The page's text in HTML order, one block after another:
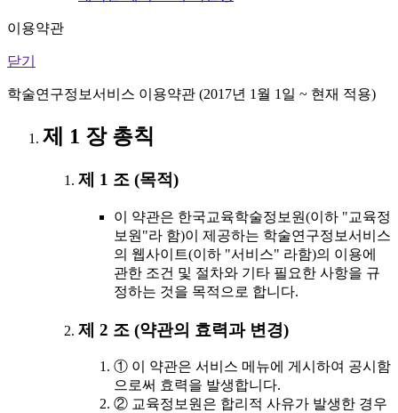
이용약관
닫기
학술연구정보서비스 이용약관 (2017년 1월 1일 ~ 현재 적용)
제 1 장 총칙
제 1 조 (목적)
이 약관은 한국교육학술정보원(이하 "교육정
보원"라 함)이 제공하는 학술연구정보서비스
의 웹사이트(이하 "서비스" 라함)의 이용에
관한 조건 및 절차와 기타 필요한 사항을 규
정하는 것을 목적으로 합니다.
제 2 조 (약관의 효력과 변경)
① 이 약관은 서비스 메뉴에 게시하여 공시함
으로써 효력을 발생합니다.
② 교육정보원은 합리적 사유가 발생한 경우